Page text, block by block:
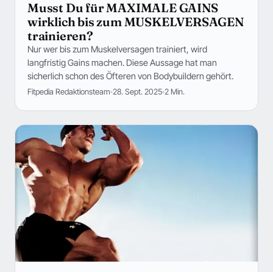
Musst Du für MAXIMALE GAINS
wirklich bis zum MUSKELVERSAGEN
trainieren?
Nur wer bis zum Muskelversagen trainiert, wird
langfristig Gains machen. Diese Aussage hat man
sicherlich schon des Öfteren von Bodybuildern gehört.
Fitpedia Redaktionsteam 28. Sept. 2025 2 Min.